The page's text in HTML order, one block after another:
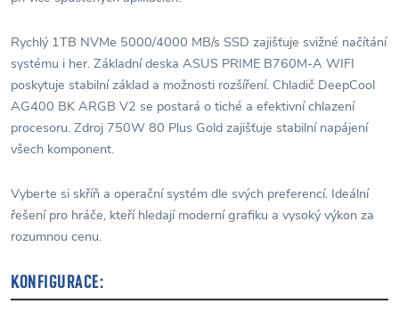
Rychlý 1TB NVMe 5000/4000 MB/s SSD zajišťuje svižné načítání
systému i her. Základní deska ASUS PRIME B760M-A WIFI
poskytuje stabilní základ a možnosti rozšíření. Chladič DeepCool
AG400 BK ARGB V2 se postará o tiché a efektivní chlazení
procesoru. Zdroj 750W 80 Plus Gold zajišťuje stabilní napájení
všech komponent.
Vyberte si skříň a operační systém dle svých preferencí. Ideální
řešení pro hráče, kteří hledají moderní grafiku a vysoký výkon za
rozumnou cenu.
KONFIGURACE: